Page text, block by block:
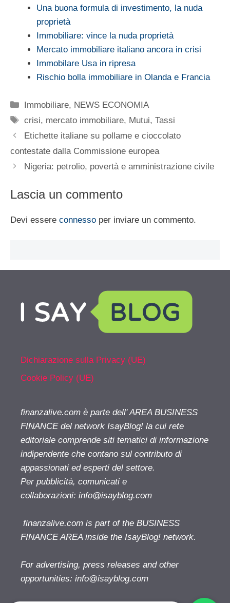
Una buona formula di investimento, la nuda
proprietà
Immobiliare: vince la nuda proprietà
Mercato immobiliare italiano ancora in crisi
Immobilare Usa in ripresa
Rischio bolla immobiliare in Olanda e Francia
Categorie
Immobiliare, NEWS ECONOMIA
Tag
crisi, mercato immobiliare, Mutui,Tassi
Etichette italiane su pollame e cioccolato
contestate dalla Commissione europea
Nigeria: petrolio, povertà e amministrazione civile
Lascia un commento
Devi essere connesso per inviare un commento.
Dichiarazione sulla Privacy (UE)
Cookie Policy (UE)
finanzalive.com è parte dell' AREA BUSINESS
FINANCE del network IsayBlog! la cui rete
editoriale comprende siti tematici di informazione
indipendente che contano sul contributo di
appassionati ed esperti del settore.
Per pubblicità, comunicati e
collaborazioni: info@isayblog.com
finanzalive.com is part of the BUSINESS
FINANCE AREA inside the IsayBlog! network.
For advertising, press releases and other
opportunities: info@isayblog.com